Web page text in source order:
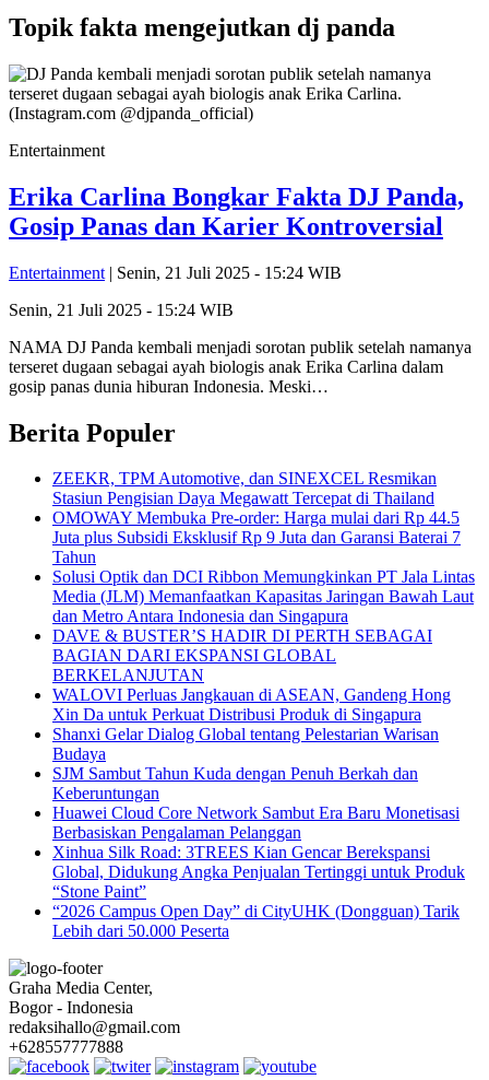
Topik fakta mengejutkan dj panda
Entertainment
Erika Carlina Bongkar Fakta DJ Panda,
Gosip Panas dan Karier Kontroversial
Entertainment | Senin, 21 Juli 2025 - 15:24 WIB
Senin, 21 Juli 2025 - 15:24 WIB
NAMA DJ Panda kembali menjadi sorotan publik setelah namanya
terseret dugaan sebagai ayah biologis anak Erika Carlina dalam
gosip panas dunia hiburan Indonesia. Meski…
Berita Populer
ZEEKR, TPM Automotive, dan SINEXCEL Resmikan
Stasiun Pengisian Daya Megawatt Tercepat di Thailand
OMOWAY Membuka Pre-order: Harga mulai dari Rp 44.5
Juta plus Subsidi Eksklusif Rp 9 Juta dan Garansi Baterai 7
Tahun
Solusi Optik dan DCI Ribbon Memungkinkan PT Jala Lintas
Media (JLM) Memanfaatkan Kapasitas Jaringan Bawah Laut
dan Metro Antara Indonesia dan Singapura
DAVE & BUSTER’S HADIR DI PERTH SEBAGAI
BAGIAN DARI EKSPANSI GLOBAL
BERKELANJUTAN
WALOVI Perluas Jangkauan di ASEAN, Gandeng Hong
Xin Da untuk Perkuat Distribusi Produk di Singapura
Shanxi Gelar Dialog Global tentang Pelestarian Warisan
Budaya
SJM Sambut Tahun Kuda dengan Penuh Berkah dan
Keberuntungan
Huawei Cloud Core Network Sambut Era Baru Monetisasi
Berbasiskan Pengalaman Pelanggan
Xinhua Silk Road: 3TREES Kian Gencar Berekspansi
Global, Didukung Angka Penjualan Tertinggi untuk Produk
“Stone Paint”
“2026 Campus Open Day” di CityUHK (Dongguan) Tarik
Lebih dari 50.000 Peserta
Graha Media Center,
Bogor - Indonesia
redaksihallo@gmail.com
+628557777888